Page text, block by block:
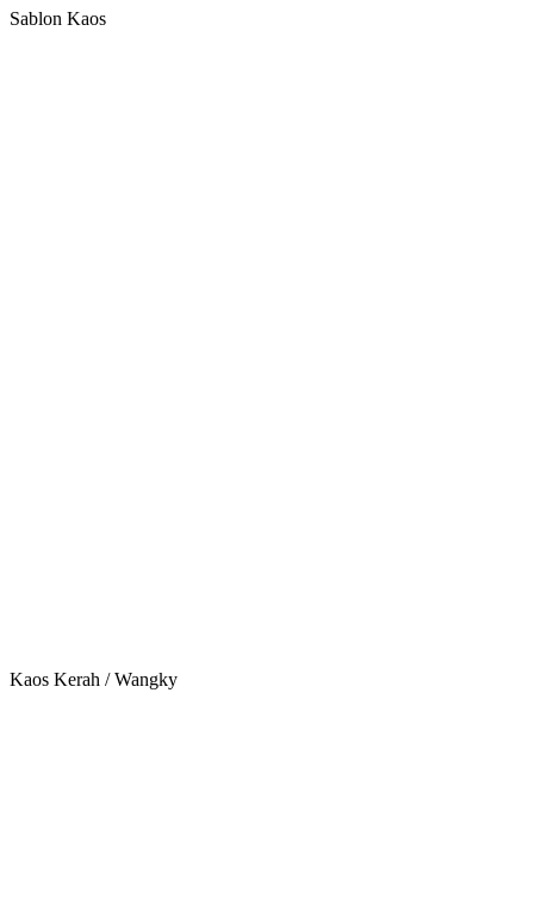
Sablon Kaos
Kaos Kerah / Wangky